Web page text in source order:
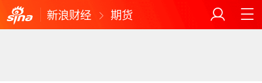
新浪财经 期货